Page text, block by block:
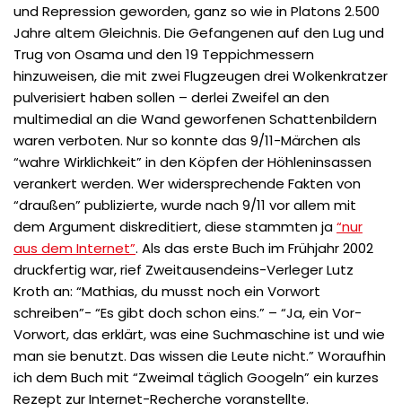
und Repression geworden, ganz so wie in Platons 2.500
Jahre altem Gleichnis. Die Gefangenen auf den Lug und
Trug von Osama und den 19 Teppichmessern
hinzuweisen, die mit zwei Flugzeugen drei Wolkenkratzer
pulverisiert haben sollen – derlei Zweifel an den
multimedial an die Wand geworfenen Schattenbildern
waren verboten. Nur so konnte das 9/11-Märchen als
“wahre Wirklichkeit” in den Köpfen der Höhleninsassen
verankert werden. Wer widersprechende Fakten von
“draußen” publizierte, wurde nach 9/11 vor allem mit
dem Argument diskreditiert, diese stammten ja“nur
aus dem Internet”. Als das erste Buch im Frühjahr 2002
druckfertig war, rief Zweitausendeins-Verleger Lutz
Kroth an: “Mathias, du musst noch ein Vorwort
schreiben”- “Es gibt doch schon eins.” – “Ja, ein Vor-
Vorwort, das erklärt, was eine Suchmaschine ist und wie
man sie benutzt. Das wissen die Leute nicht.” Woraufhin
ich dem Buch mit “Zweimal täglich Googeln” ein kurzes
Rezept zur Internet-Recherche voranstellte.